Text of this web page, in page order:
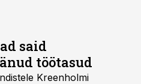
said
töötasud
Kreenholmi